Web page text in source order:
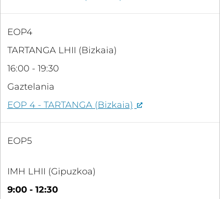
EOP4
TARTANGA LHII (Bizkaia)
16:00 - 19:30
Gaztelania
EOP 4 - TARTANGA (Bizkaia)
EOP5
IMH LHII (Gipuzkoa)
9:00 - 12:30